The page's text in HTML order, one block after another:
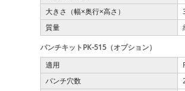
大きさ（幅×奥行×高さ）
質量
パンチキットPK-515（オプション）
適用
パンチ穴数